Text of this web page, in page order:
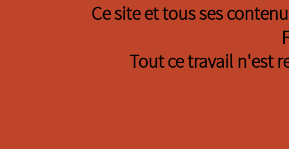
Ce site et tous ses
Tout ce travail n'est